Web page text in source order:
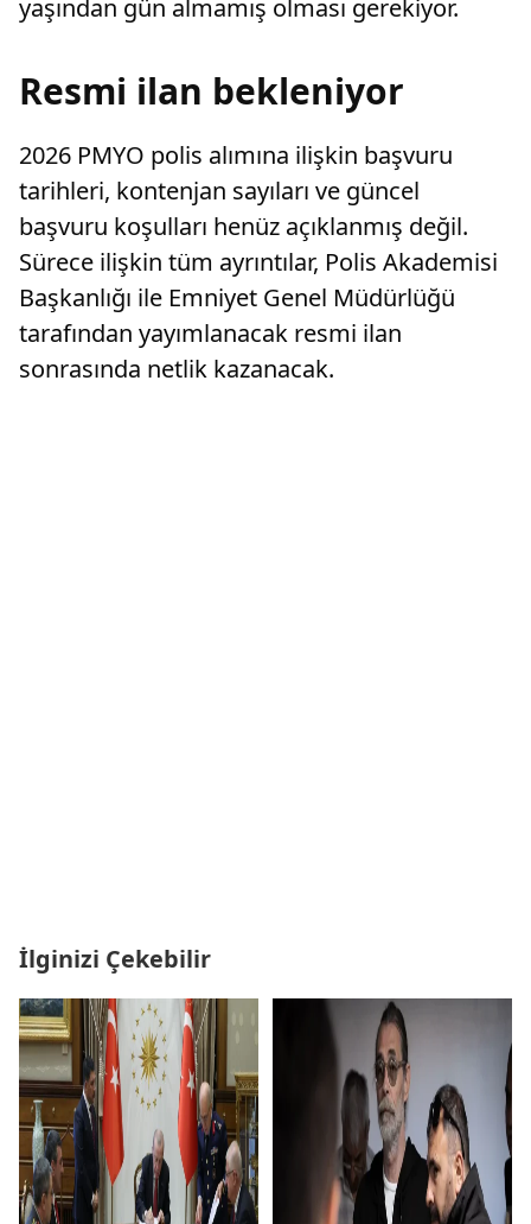
yaşından gün almamış olması gerekiyor.
Resmi ilan bekleniyor
2026 PMYO polis alımına ilişkin başvuru
tarihleri, kontenjan sayıları ve güncel
başvuru koşulları henüz açıklanmış değil.
Sürece ilişkin tüm ayrıntılar, Polis Akademisi
Başkanlığı ile Emniyet Genel Müdürlüğü
tarafından yayımlanacak resmi ilan
sonrasında netlik kazanacak.
İlginizi Çekebilir